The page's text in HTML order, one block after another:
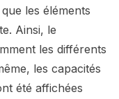
les éléments
Ainsi, le
les différents
les capacités
été affichées